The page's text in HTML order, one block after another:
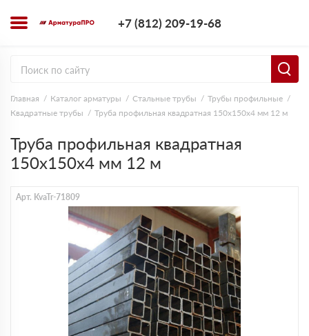
+7 (812) 209-19-68
Главная Каталог арматуры Стальные трубы
Трубы профильные
Квадратные трубы
Труба профильная квадратная 150х150х4 мм 12 м
Труба профильная квадратная
150х150х4 мм 12 м
Арт. KvaTr-71809